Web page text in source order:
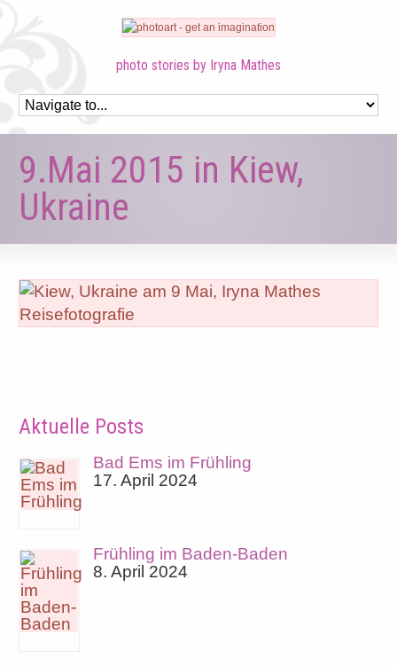
photo stories by Iryna Mathes
9.Mai 2015 in Kiew,
Ukraine
Aktuelle Posts
Bad Ems im Frühling
17. April 2024
Frühling im Baden-Baden
8. April 2024